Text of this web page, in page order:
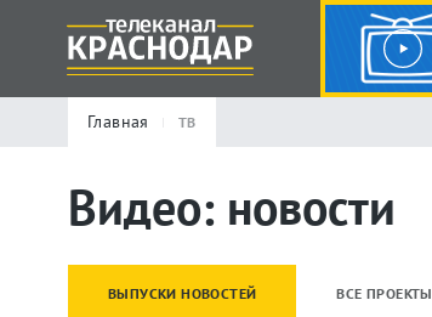
Главная ТВ
Видео: новости
ВЫПУСКИ НОВОСТЕЙ ВСЕ ПРОЕКТЫ